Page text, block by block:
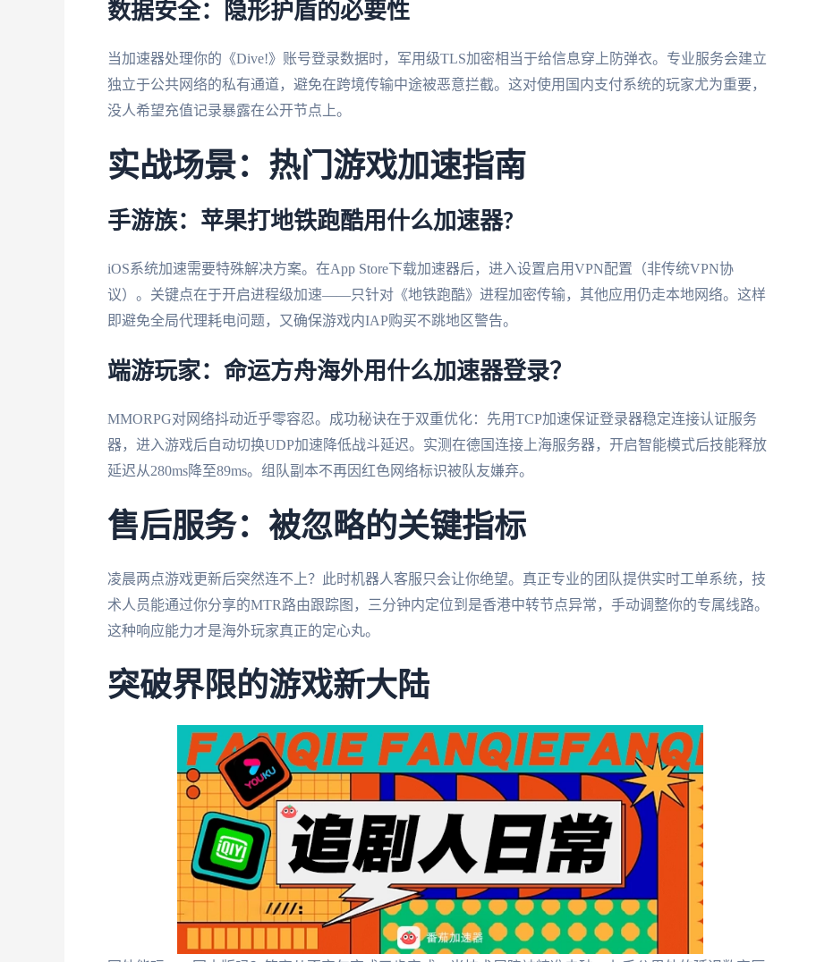
数据安全：隐形护盾的必要性
当加速器处理你的《Dive!》账号登录数据时，军用级TLS加密相当于给信息穿上防弹衣。专业服务会建立
独立于公共网络的私有通道，避免在跨境传输中途被恶意拦截。这对使用国内支付系统的玩家尤为重要，
没人希望充值记录暴露在公开节点上。
实战场景：热门游戏加速指南
手游族：苹果打地铁跑酷用什么加速器?
iOS系统加速需要特殊解决方案。在App Store下载加速器后，进入设置启用VPN配置（非传统VPN协
议）。关键点在于开启进程级加速——只针对《地铁跑酷》进程加密传输，其他应用仍走本地网络。这样
即避免全局代理耗电问题，又确保游戏内IAP购买不跳地区警告。
端游玩家：命运方舟海外用什么加速器登录？
MMORPG对网络抖动近乎零容忍。成功秘诀在于双重优化：先用TCP加速保证登录器稳定连接认证服务
器，进入游戏后自动切换UDP加速降低战斗延迟。实测在德国连接上海服务器，开启智能模式后技能释放
延迟从280ms降至89ms。组队副本不再因红色网络标识被队友嫌弃。
售后服务：被忽略的关键指标
凌晨两点游戏更新后突然连不上？此时机器人客服只会让你绝望。真正专业的团队提供实时工单系统，技
术人员能通过你分享的MTR路由跟踪图，三分钟内定位到是香港中转节点异常，手动调整你的专属线路。
这种响应能力才是海外玩家真正的定心丸。
突破界限的游戏新大陆